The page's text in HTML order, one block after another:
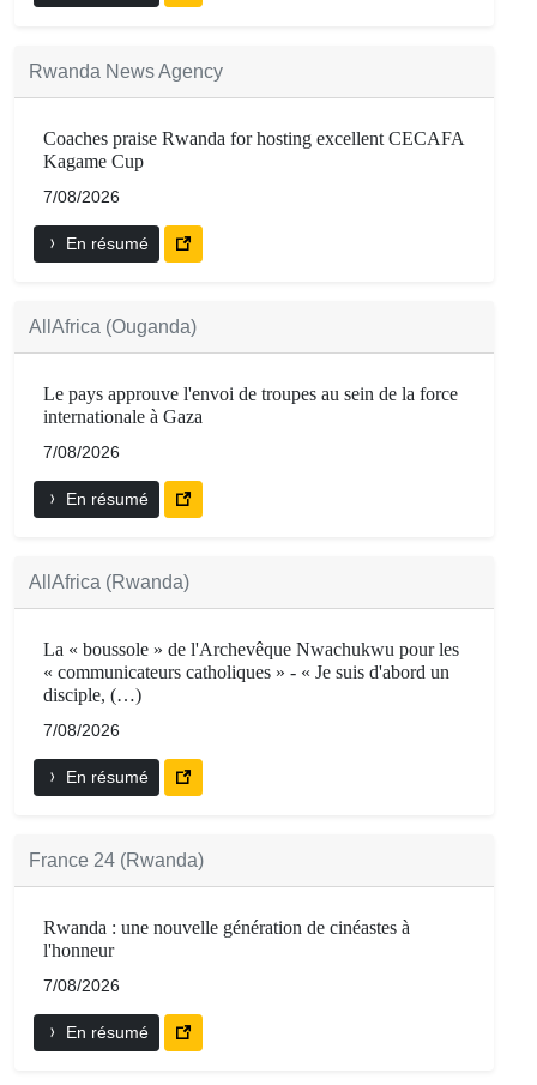
Rwanda News Agency
Coaches praise Rwanda for hosting excellent CECAFA
Kagame Cup
7/08/2026
En résumé
AllAfrica (Ouganda)
Le pays approuve l'envoi de troupes au sein de la force
internationale à Gaza
7/08/2026
En résumé
AllAfrica (Rwanda)
La « boussole » de l'Archevêque Nwachukwu pour les
« communicateurs catholiques » - « Je suis d'abord un
disciple, (…)
7/08/2026
En résumé
France 24 (Rwanda)
Rwanda : une nouvelle génération de cinéastes à
l'honneur
7/08/2026
En résumé